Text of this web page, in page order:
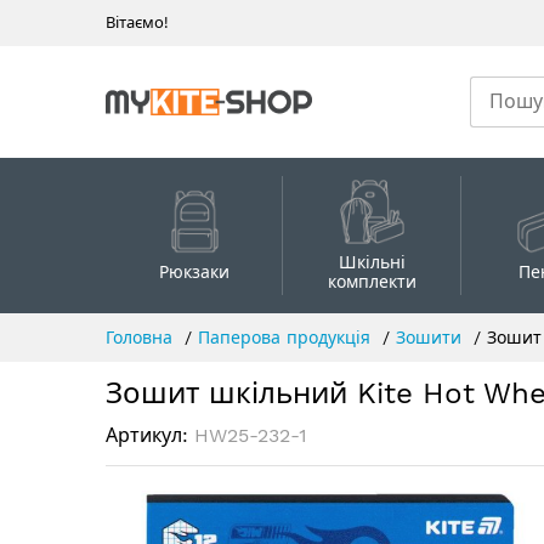
Вітаємо!
Рюкзаки
Шкільні
комплекти
Головна Паперова продукція Зошити Зошит
Зошит шкільний Kite Hot
Артикул HW25-232-1
Перейти